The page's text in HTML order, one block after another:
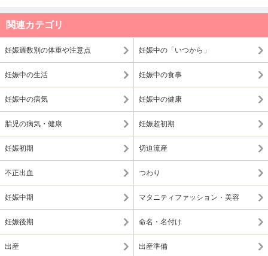
関連カテゴリ
妊娠週数別の体重や注意点 妊娠中の「いつから」
妊娠中の生活 妊娠中の食事
妊娠中の病気 妊娠中の健康
胎児の病気・健康 妊娠超初期
妊娠初期 切迫流産
不正出血 つわり
妊娠中期 マタニティファッション・美容
妊娠後期 命名・名付け
出産 出産準備